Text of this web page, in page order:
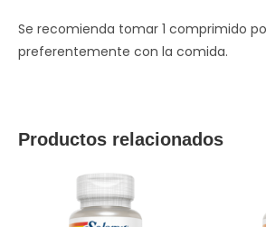
Se recomienda tomar 1 comprimido
preferentemente con la comida.
Productos relacionados